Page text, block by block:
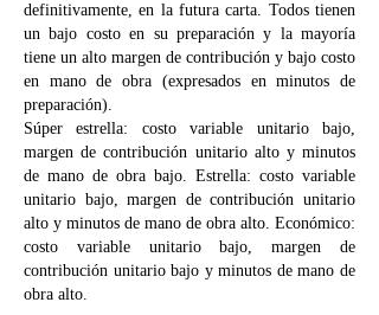
definitivamente, en la futura carta. Todos tienen
un bajo costo en su preparación y la mayoría
tiene un alto margen de contribución y bajo costo
en mano de obra (expresados en minutos de
preparación).
Súper estrella: costo variable unitario bajo,
margen de contribución unitario alto y minutos
de mano de obra bajo. Estrella: costo variable
unitario bajo, margen de contribución unitario
alto y minutos de mano de obra alto. Económico:
costo variable unitario bajo, margen de
contribución unitario bajo y minutos de mano de
obra alto.